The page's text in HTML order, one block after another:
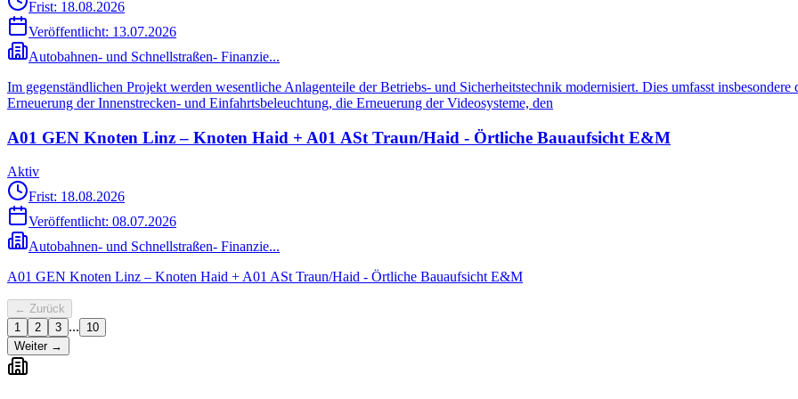
Frist: 18.08.2026
Veröffentlicht: 13.07.2026
Autobahnen- und Schnellstraßen- Finanzie...
Im gegenständlichen Projekt werden wesentliche Anlagenteile der Betriebs- und Sicherheitstechnik modernisiert. Dies umfasst
Erneuerung der Innenstrecken- und Einfahrtsbeleuchtung, die Erneuerung der Videosysteme, den
A01 GEN Knoten Linz – Knoten Haid + A01 ASt Traun/Haid - Örtliche Bauaufsicht E&M
Aktiv
Frist: 18.08.2026
Veröffentlicht: 08.07.2026
Autobahnen- und Schnellstraßen- Finanzie...
A01 GEN Knoten Linz – Knoten Haid + A01 ASt Traun/Haid - Örtliche Bauaufsicht E&M
← Zurück
1
2 3 ...
10
Weiter →